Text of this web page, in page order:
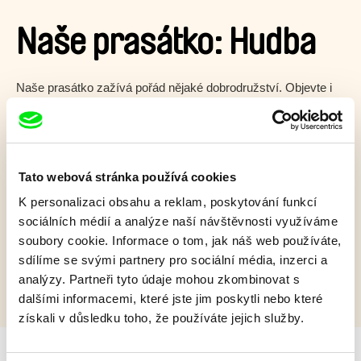
Tato webová stránka používá cookies
K personalizaci obsahu a reklam, poskytování funkcí
sociálních médií a analýze naší návštěvnosti využíváme
soubory cookie. Informace o tom, jak náš web používáte,
sdílíme se svými partnery pro sociální média, inzerci a
analýzy. Partneři tyto údaje mohou zkombinovat s
dalšími informacemi, které jste jim poskytli nebo které
získali v důsledku toho, že používáte jejich služby.
Naše prasátko: Hudba
Naše prasátko zažívá pořád nějaké dobrodružství. Objevte i
Film bohužel není dostupný :(
Omlouváme se, ale tento titul není ve vaší zemi k
dispozici.